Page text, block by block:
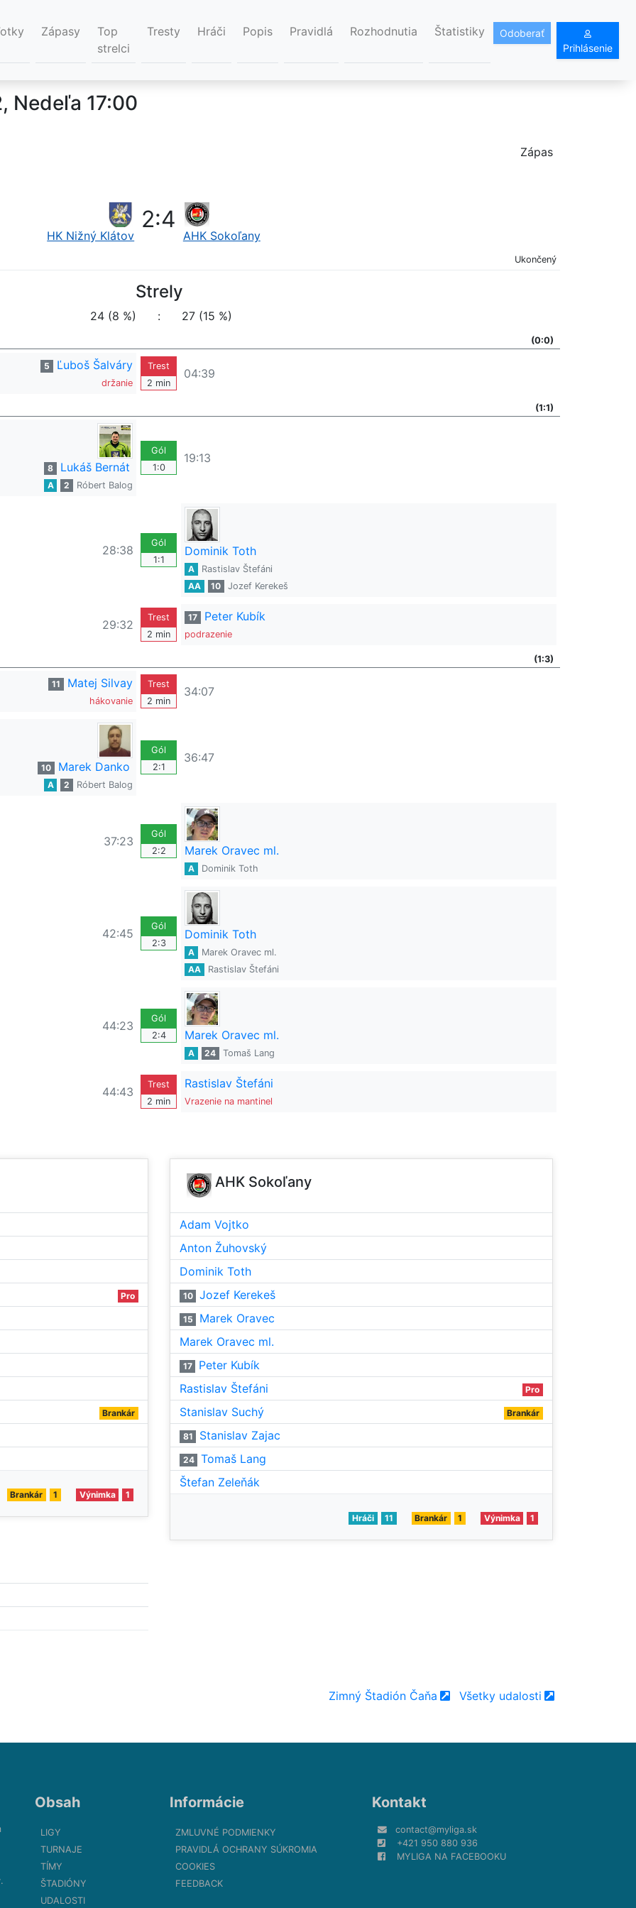
Zápasy
Top
strelci
Tresty Hráči Popis Pravidlá Rozhodnutia Štatistiky
Odoberať
Prihlásenie
Nedeľa 17:00
Zápas
HK Nižný Klátov
2:4
AHK Sokoľany
Ukončený
Strely
24 (8 %) : 27 (15 %)
(0:0)
5 Ľuboš Šalváry
držanie
Trest
2 min
04:39
(1:1)
8 Lukáš Bernát
A 2 Róbert Balog
Gól
1:0
19:13
28:38
Gól
1:1
Dominik Toth
A
Rastislav Štefáni
AA
10 Jozef Kerekeš
29:32
Trest
2 min
17 Peter Kubík
podrazenie
(1:3)
11 Matej Silvay
hákovanie
Trest
2 min
34:07
10 Marek Danko
A 2 Róbert Balog
Gól
2:1
36:47
37:23
Gól
2:2
Marek Oravec ml.
A Dominik Toth
42:45
Gól
2:3
Dominik Toth
A
Marek Oravec ml.
AA
Rastislav Štefáni
44:23
Gól
2:4
Marek Oravec ml.
A 24 Tomaš Lang
44:43
Trest
2 min
Rastislav Štefáni
Vrazenie na mantinel
Pro
Brankár
Brankár 1 Výnimka 1
AHK Sokoľany
Adam Vojtko
Anton Žuhovský
Dominik Toth
10 Jozef Kerekeš
15
Marek Oravec
Marek Oravec ml.
17
Peter Kubík
Rastislav Štefáni
Pro
Stanislav Suchý Brankár
81 Stanislav Zajac
24
Tomaš Lang
Štefan Zeleňák
Hráči 11 Brankár 1 Výnimka 1
Zimný Štadión Čaňa Všetky udalosti
Obsah
LIGY
TURNAJE
TÍMY
ŠTADIÓNY
UDALOSTI
Informácie
ZMLUVNÉ PODMIENKY
PRAVIDLÁ OCHRANY SÚKROMIA
COOKIES
FEEDBACK
Kontakt
contact@myliga.sk
+421 950 880 936
MYLIGA NA FACEBOOKU